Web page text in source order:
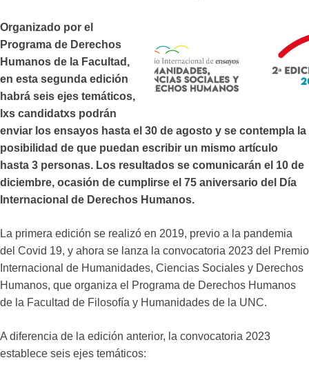
Organizado por el
Programa de Derechos
Humanos de la Facultad,
en esta segunda edición
habrá seis ejes temáticos,
lxs candidatxs podrán
enviar los ensayos hasta el 30 de agosto y se contempla la
posibilidad de que puedan escribir un mismo artículo
hasta 3 personas. Los resultados se comunicarán el 10 de
diciembre, ocasión de cumplirse el 75 aniversario del Día
Internacional de Derechos Humanos.
La primera edición se realizó en 2019, previo a la pandemia
del Covid 19, y ahora se lanza la convocatoria 2023 del Premio
Internacional de Humanidades, Ciencias Sociales y Derechos
Humanos, que organiza el Programa de Derechos Humanos
de la Facultad de Filosofía y Humanidades de la UNC.
A diferencia de la edición anterior, la convocatoria 2023
establece seis ejes temáticos: